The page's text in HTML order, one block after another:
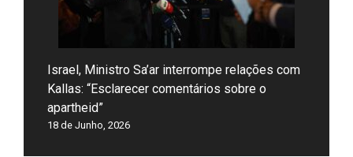
Israel, Ministro Sa’ar interrompe relações com
Kallas: “Esclarecer comentários sobre o
apartheid”
18 de Junho, 2026